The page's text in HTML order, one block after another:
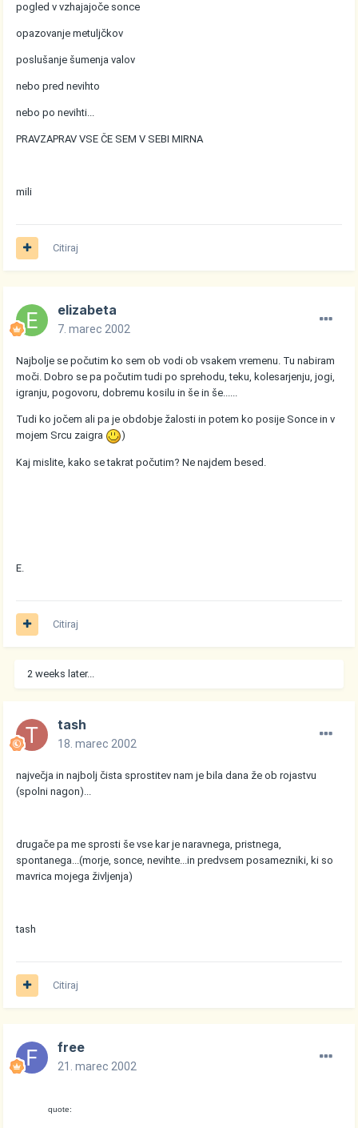
pogled v vzhajajoče sonce
opazovanje metuljčkov
poslušanje šumenja valov
nebo pred nevihto
nebo po nevihti...
PRAVZAPRAV VSE ČE SEM V SEBI MIRNA
mili
Citiraj
elizabeta
7. marec 2002
Najbolje se počutim ko sem ob vodi ob vsakem vremenu. Tu nabiram
moči. Dobro se pa počutim tudi po sprehodu, teku, kolesarjenju, jogi,
igranju, pogovoru, dobremu kosilu in še in še......
Tudi ko jočem ali pa je obdobje žalosti in potem ko posije Sonce in v
mojem Srcu zaigra
)
Kaj mislite, kako se takrat počutim? Ne najdem besed.
E.
Citiraj
2 weeks later...
tash
18. marec 2002
največja in najbolj čista sprostitev nam je bila dana že ob rojastvu
(spolni nagon)...
drugače pa me sprosti še vse kar je naravnega, pristnega,
spontanega...(morje, sonce, nevihte...in predvsem posamezniki, ki so
mavrica mojega življenja)
tash
Citiraj
free
21. marec 2002
quote: